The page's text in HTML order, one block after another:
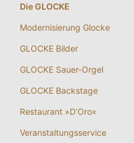
Die GLOCKE
Modernisierung Glocke
GLOCKE Bilder
GLOCKE Sauer-Orgel
GLOCKE Backstage
Restaurant »D’Oro«
Veranstaltungsservice